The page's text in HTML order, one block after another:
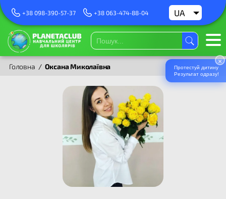
+38 098-390-57-37 +38 063-474-88-04 UA
RU
Головна / Оксана Миколаївна
×
Протестуй дитину
Результат одразу!